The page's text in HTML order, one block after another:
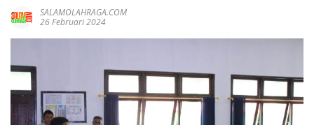
SALAMOLAHRAGA.COM
26 Februari 2024